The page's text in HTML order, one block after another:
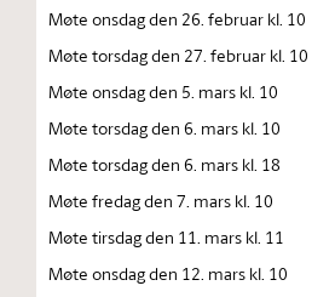
Møte onsdag den 26. februar kl. 10
Møte torsdag den 27. februar kl. 10
Møte onsdag den 5. mars kl. 10
Møte torsdag den 6. mars kl. 10
Møte torsdag den 6. mars kl. 18
Møte fredag den 7. mars kl. 10
Møte tirsdag den 11. mars kl. 11
Møte onsdag den 12. mars kl. 10